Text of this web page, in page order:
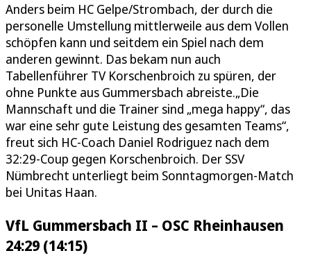
Anders beim HC Gelpe/Strombach, der durch die
personelle Umstellung mittlerweile aus dem Vollen
schöpfen kann und seitdem ein Spiel nach dem
anderen gewinnt. Das bekam nun auch
Tabellenführer TV Korschenbroich zu spüren, der
ohne Punkte aus Gummersbach abreiste.„Die
Mannschaft und die Trainer sind „mega happy“, das
war eine sehr gute Leistung des gesamten Teams“,
freut sich HC-Coach Daniel Rodriguez nach dem
32:29-Coup gegen Korschenbroich. Der SSV
Nümbrecht unterliegt beim Sonntagmorgen-Match
bei Unitas Haan.
VfL Gummersbach II – OSC Rheinhausen
24:29 (14:15)